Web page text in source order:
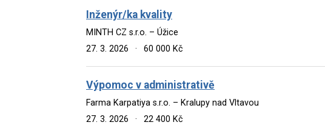
Inženýr/ka kvality
MINTH CZ s.r.o. – Úžice
27. 3. 2026
· 60 000 Kč
Výpomoc v administrativě
Farma Karpatiya s.r.o. – Kralupy nad Vltavou
27. 3. 2026
· 22 400 Kč